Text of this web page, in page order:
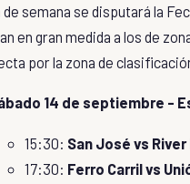
semana se disputará la
en gran medida a los de
por la zona de
14 de septiembre -
15:30: San José vs
17:30: Ferro Carril vs